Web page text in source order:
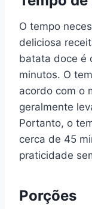
O tempo
deliciosa
batata doce é
minutos. O
acordo com o
geralmente
Portanto, o
cerca de 45
praticidade
Porções